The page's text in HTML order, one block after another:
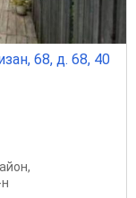
68, д. 68, 40
,